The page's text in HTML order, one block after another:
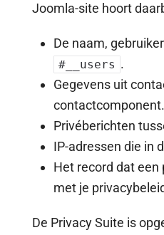
Joomla-site hoort
De naam,
#__users .
Gegevens uit
contactcomponent.
Privéberichten
IP-adressen die in
Het record dat een
met je
De Privacy Suite is